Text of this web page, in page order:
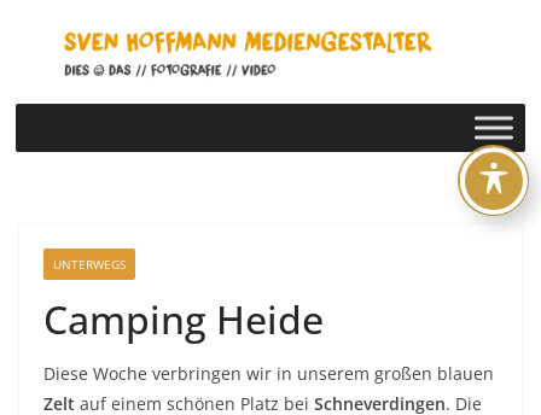
springen
UNTERWEGS
Camping Heide
Diese Woche verbringen wir in unserem großen blauen
Zelt auf einem schönen Platz bei Schneverdingen. Die